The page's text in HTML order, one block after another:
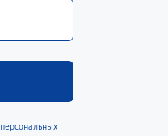
персональных